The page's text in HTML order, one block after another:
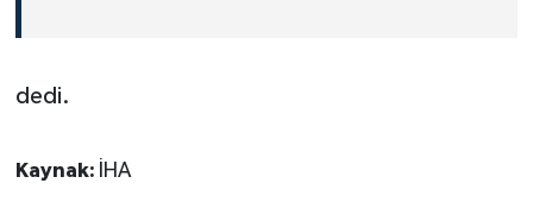
dedi.
Kaynak: İHA